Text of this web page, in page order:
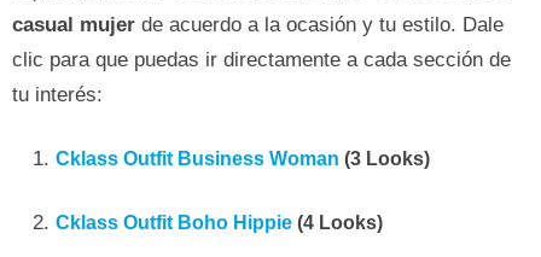
casual mujer de acuerdo a la ocasión y tu estilo. Dale
clic para que puedas ir directamente a cada sección de
tu interés:
Cklass Outfit Business Woman (3 Looks)
Cklass Outfit Boho Hippie (4 Looks)